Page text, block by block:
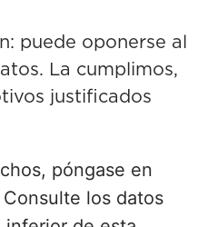
puede oponerse al
La cumplimos,
justificados
póngase en
los datos